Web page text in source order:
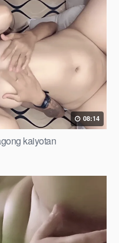
08:14
kaiyotan